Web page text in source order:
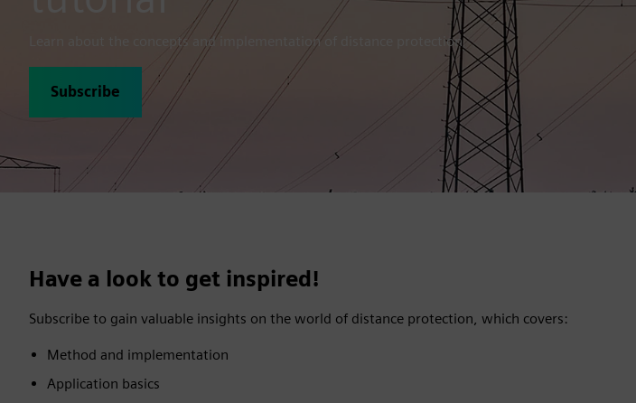
Learn about the concepts and implementation of distance protection
Subscribe
Have a look to get inspired!
Subscribe to gain valuable insights on the world of distance protection, which covers:
Method and implementation
Application basics